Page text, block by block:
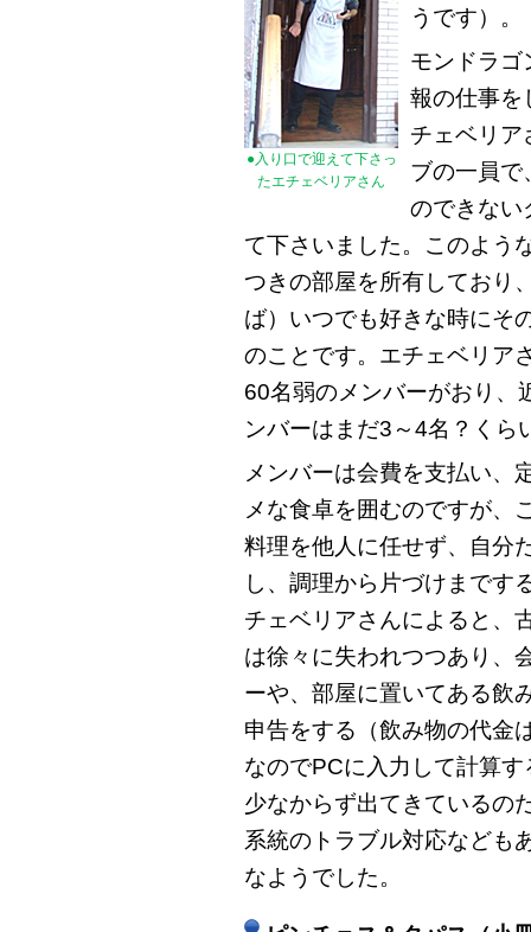
●入り口で迎えて下さっ
たエチェベリアさん
うです）。
モンドラゴ
報の仕事を
チェベリア
ブの一員で
のできない
て下さいました。このよう
つきの部屋を所有しており
ば）いつでも好きな時にそ
のことです。エチェベリア
60名弱のメンバーがおり、
ンバーはまだ3～4名？くら
メンバーは会費を支払い、
メな食卓を囲むのですが、
料理を他人に任せず、自分
し、調理から片づけまです
チェベリアさんによると、
は徐々に失われつつあり、
ーや、部屋に置いてある飲
申告をする（飲み物の代金
なのでPCに入力して計算
少なからず出てきているの
系統のトラブル対応なども
なようでした。